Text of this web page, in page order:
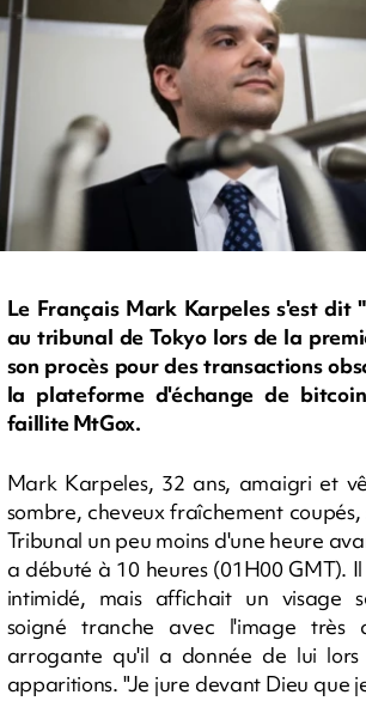
Le Français Mark Karpeles s'est dit
au tribunal de Tokyo lors de la
son procès pour des transactions
la plateforme d'échange de
faillite MtGox.
Mark Karpeles, 32 ans, amaigri et
sombre, cheveux fraîchement coupés,
Tribunal un peu moins d'une heure
a débuté à 10 heures (01H00 GMT).
intimidé, mais affichait un visage
soigné tranche avec l'image très
arrogante qu'il a donnée de lui lors
apparitions. "Je jure devant Dieu que